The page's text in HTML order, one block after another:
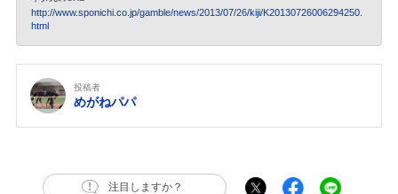
http://www.sponichi.co.jp/gamble/news/2013/07/26/kiji/K20130726006294250.
html
投稿者
めがねパパ
注目しますか？